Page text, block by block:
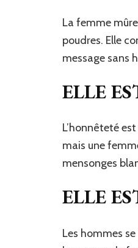
La femme
poudres. Elle
message sans
ELLE
L’honnêteté
mais une
mensonges
ELLE
Les hommes